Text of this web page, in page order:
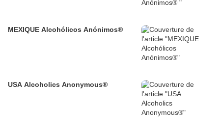
MEXIQUE Alcohólicos Anónimos®
USA Alcoholics Anonymous®